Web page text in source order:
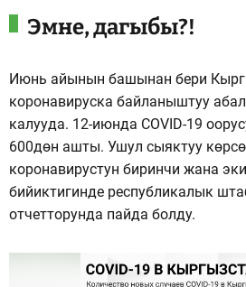
Эмне, дагыбы?!
Июнь айынын башынан бери
коронавируска байланыштуу
калууда. 12-июнда COVID-19
600дөн ашты. Ушул сыяктуу
коронавирустун биринчи жана
бийиктигинде республикалык
отчетторунда пайда болду.